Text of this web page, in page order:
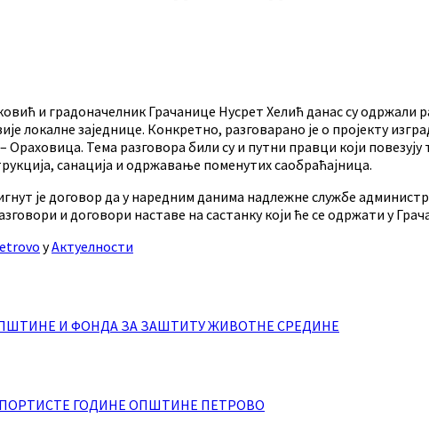
и градоначелник Грачанице Нусрет Хелић данас су одржали
локалне заједнице. Конкретно, разговарано је о пројекту
Ораховица. Тема разговора били су и путни правци који
санација и одржавање поменутих саобраћајница.
је договор да у наредним данима надлежне службе
и договори наставе на састанку који ће се одржати у
уАктуелности
И ФОНДА ЗА ЗАШТИТУ ЖИВОТНЕ СРЕДИНЕ
ГОДИНЕ ОПШТИНЕ ПЕТРОВО